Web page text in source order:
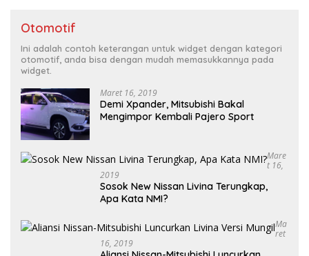
Otomotif
Ini adalah contoh keterangan untuk widget dengan kategori
otomotif, anda bisa dengan mudah memasukkannya pada
widget.
Maret 16, 2019
Demi Xpander, Mitsubishi Bakal
Mengimpor Kembali Pajero Sport
Mare
T 16,
2019
Sosok New Nissan Livina Terungkap,
Apa Kata NMI?
Ma
Ret
16, 2019